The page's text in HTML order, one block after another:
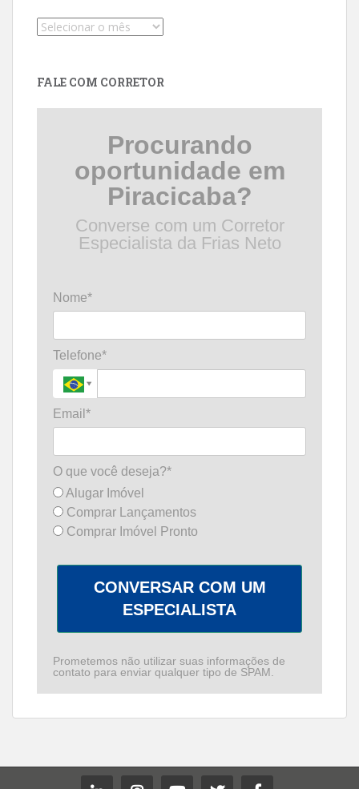
Pesquise
FALE COM CORRETOR
Procurando
oportunidade em
Piracicaba?
Converse com um Corretor
Especialista da Frias Neto
Nome*
Telefone*
Email*
O que você deseja?*
Alugar Imóvel
Comprar Lançamentos
Comprar Imóvel Pronto
CONVERSAR COM UM
ESPECIALISTA
Prometemos não utilizar suas informações de
contato para enviar qualquer tipo de SPAM.